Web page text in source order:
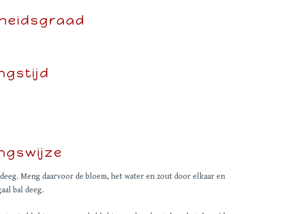
Meng daarvoor de bloem, het water en zout door elkaar en
bal deeg.